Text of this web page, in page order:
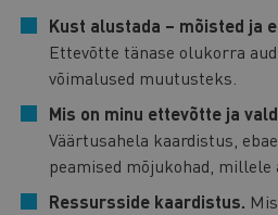
Kust alustada – mõisted ja
Ettevõtte tänase olukorra
võimalused muutusteks.
Mis on minu ettevõtte ja
Väärtusahela kaardistus,
peamised mõjukohad, millele
Ressursside kaardistus.